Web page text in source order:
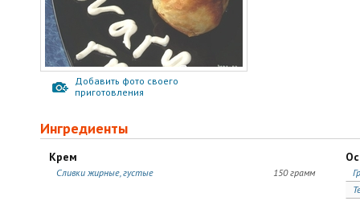
Добавить фото своего
приготовления
Ингредиенты
Крем
150 грамм
Сливки жирные, густые